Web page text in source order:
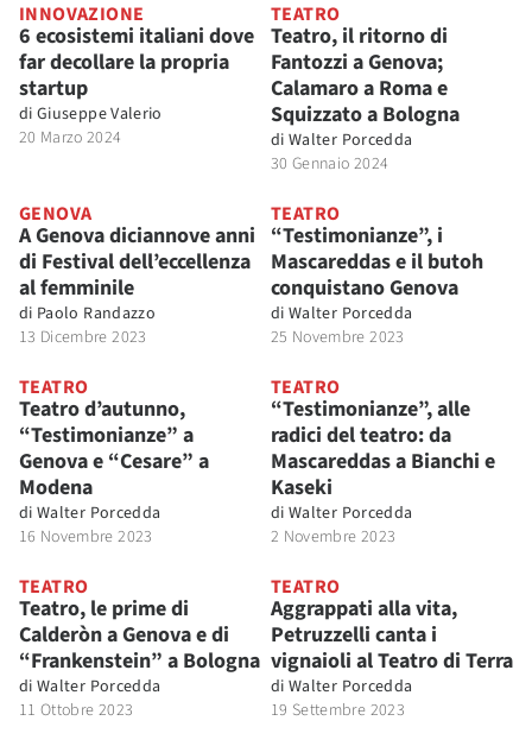
INNOVAZIONE
6 ecosistemi italiani dove
far decollare la propria
startup
di Giuseppe Valerio
20 Marzo 2024
TEATRO
Teatro, il ritorno di
Fantozzi a Genova;
Calamaro a Roma e
Squizzato a Bologna
di Walter Porcedda
30 Gennaio 2024
GENOVA
A Genova diciannove anni
di Festival dell’eccellenza
al femminile
di Paolo Randazzo
13 Dicembre 2023
TEATRO
“Testimonianze”, i
Mascareddas e il butoh
conquistano Genova
di Walter Porcedda
25 Novembre 2023
TEATRO
Teatro d’autunno,
“Testimonianze” a
Genova e “Cesare” a
Modena
di Walter Porcedda
16 Novembre 2023
TEATRO
“Testimonianze”, alle
radici del teatro: da
Mascareddas a Bianchi e
Kaseki
di Walter Porcedda
2 Novembre 2023
TEATRO
Teatro, le prime di
Calderòn a Genova e di
“Frankenstein” a Bologna
di Walter Porcedda
11 Ottobre 2023
TEATRO
Aggrappati alla vita,
Petruzzelli canta i
vignaioli al Teatro di Terra
di Walter Porcedda
19 Settembre 2023